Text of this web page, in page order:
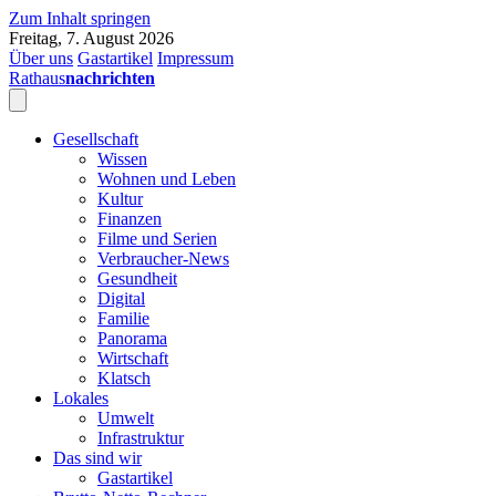
Zum Inhalt springen
Freitag, 7. August 2026
Über uns Gastartikel Impressum
Rathausnachrichten
Gesellschaft
Wissen
Wohnen und Leben
Kultur
Finanzen
Filme und Serien
Verbraucher-News
Gesundheit
Digital
Familie
Panorama
Wirtschaft
Klatsch
Lokales
Umwelt
Infrastruktur
Das sind wir
Gastartikel